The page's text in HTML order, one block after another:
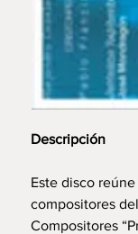
Descripción
Este disco
compositores
Compositores